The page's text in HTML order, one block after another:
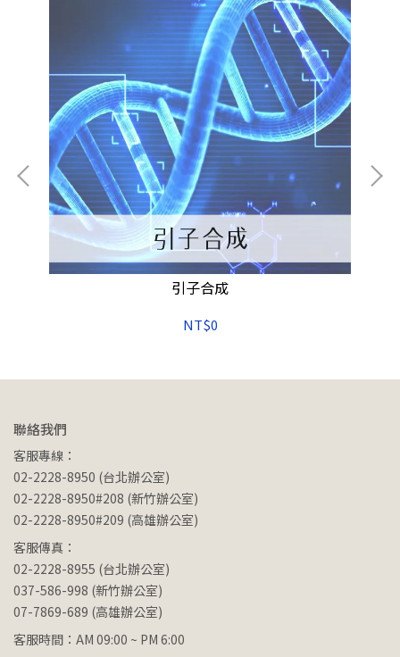
引子合成
NT$0
聯絡我們
客服專線：
02-2228-8950 (台北辦公室)
02-2228-8950#208 (新竹辦公室)
02-2228-8950#209 (高雄辦公室)
客服傳真：
02-2228-8955 (台北辦公室)
037-586-998 (新竹辦公室)
07-7869-689 (高雄辦公室)
客服時間：AM 09:00 ~ PM 6:00